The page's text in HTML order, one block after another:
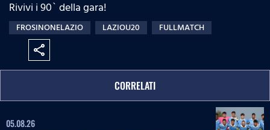
Rivivi i 90` della gara!
FROSINONELAZIO LAZIOU20 FULLMATCH
share
CORRELATI
05.08.26